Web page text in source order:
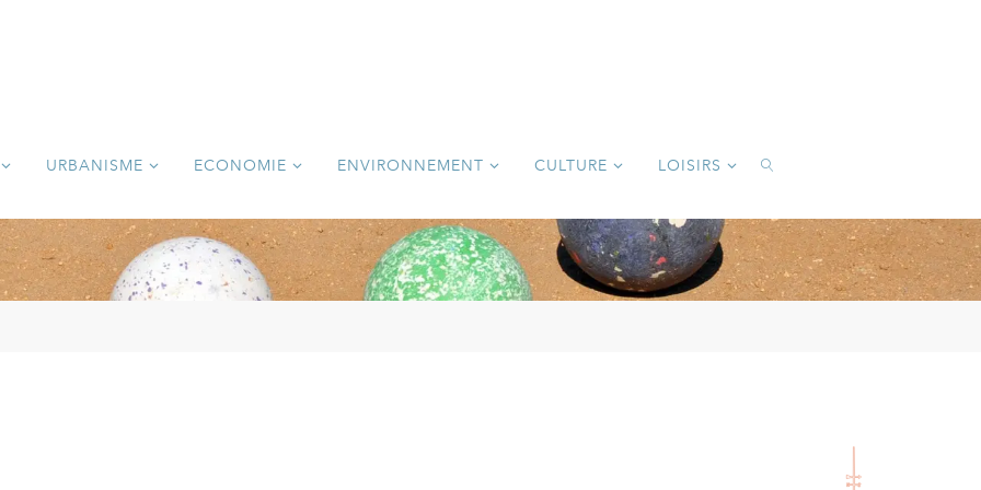
URBANISME ECONOMIE ENVIRONNEMENT CULTURE LOISIRS
SEARCH